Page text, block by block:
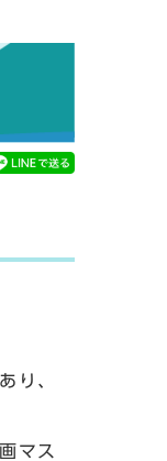
り、
マス